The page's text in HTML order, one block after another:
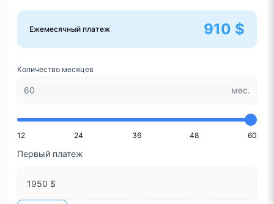
Ежемесячный платеж 910 $
Количество месяцев
мес.
12 24 36 48 60
Первый платеж
1950 $